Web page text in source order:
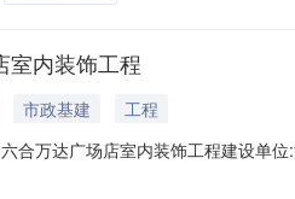
室内装饰工程
市政基建
工程
合万达广场店室内装饰工程建设单